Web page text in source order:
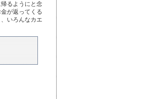
るようにと念
が返ってくる
いろんなカエ